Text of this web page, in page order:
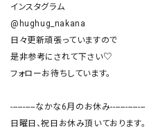
インスタグラム
@hughug_nakana
日々更新頑張っていますので
是非参考にされて下さい♡
フォローお待ちしています。
----------なかな6月のお休み--------------
日曜日、祝日お休み頂いております。